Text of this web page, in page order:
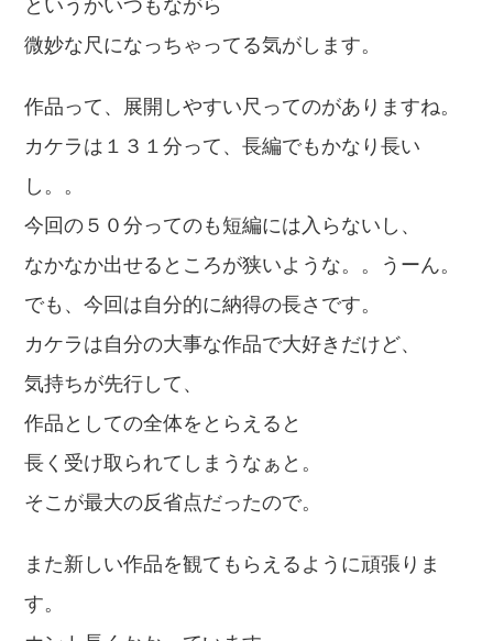
微妙な尺になっちゃってる気がします。
作品って、展開しやすい尺ってのがありますね。
カケラは１３１分って、長編でもかなり長い
し。。
今回の５０分ってのも短編には入らないし、
なかなか出せるところが狭いような。。うーん。
でも、今回は自分的に納得の長さです。
カケラは自分の大事な作品で大好きだけど、
気持ちが先行して、
作品としての全体をとらえると
長く受け取られてしまうなぁと。
そこが最大の反省点だったので。
また新しい作品を観てもらえるように頑張りま
す。